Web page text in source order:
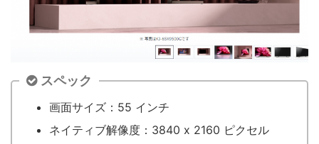
スペック
画面サイズ：55 インチ
ネイティブ解像度：3840 x 2160 ピクセル